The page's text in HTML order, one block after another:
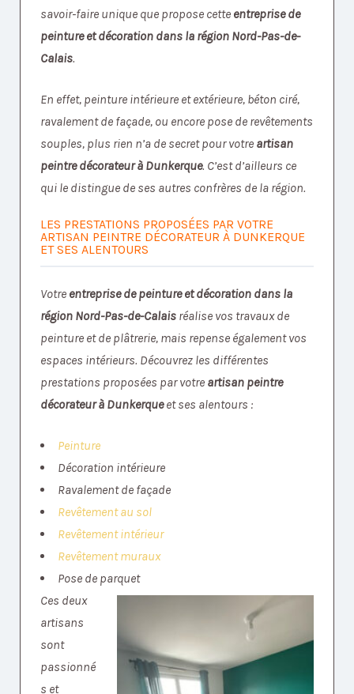
savoir-faire unique que propose cette entreprise de
peinture et décoration dans la région Nord-Pas-de-
Calais.
En effet, peinture intérieure et extérieure, béton ciré,
ravalement de façade, ou encore pose de revêtements
souples, plus rien n’a de secret pour votre artisan
peintre décorateur à Dunkerque. C’est d’ailleurs ce
qui le distingue de ses autres confrères de la région.
LES PRESTATIONS PROPOSÉES PAR VOTRE
ARTISAN PEINTRE DÉCORATEUR À DUNKERQUE
ET SES ALENTOURS
Votre entreprise de peinture et décoration dans la
région Nord-Pas-de-Calais réalise vos travaux de
peinture et de plâtrerie, mais repense également vos
espaces intérieurs. Découvrez les différentes
prestations proposées par votre artisan peintre
décorateur à Dunkerqueet ses alentours :
Peinture
Décoration intérieure
Ravalement de façade
Revêtement au sol
Revêtement intérieur
Revêtement muraux
Pose de parquet
Ces deux
artisans
sont
passionné
s et